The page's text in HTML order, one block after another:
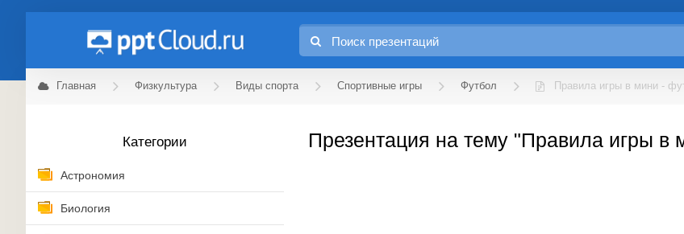
Главная Физкультура Виды спорта Спортивные игры Футбол Правила игры в мини -
Категории
Астрономия
Биология
Презентация на тему "Правила игры в